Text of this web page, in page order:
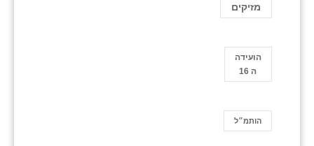
מזיקים
הועידה
ה 16
הותמ״ל